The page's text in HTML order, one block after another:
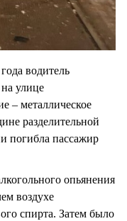
водитель
улице
– металлическое
разделительной
погибла пассажир
опьянения
воздухе
спирта. Затем было